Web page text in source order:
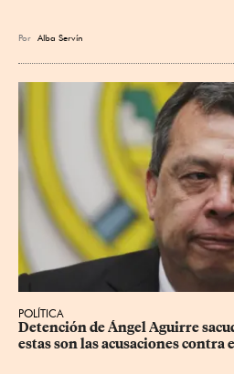
Por Alba Servín
POLÍTICA
Detención de Ángel Aguirre
estas son las acusaciones contra